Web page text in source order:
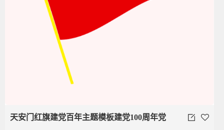
天安门红旗建党百年主题模板建党100周年党